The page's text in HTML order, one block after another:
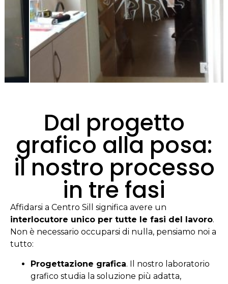
Dal progetto
grafico alla posa:
il nostro processo
in tre fasi
Affidarsi a Centro Sill significa avere un
interlocutore unico per tutte le fasi del lavoro.
Non è necessario occuparsi di nulla, pensiamo noi a
tutto:
Progettazione grafica. Il nostro laboratorio
grafico studia la soluzione più adatta,